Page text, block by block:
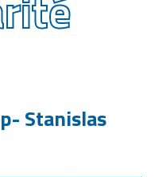
Stanislas